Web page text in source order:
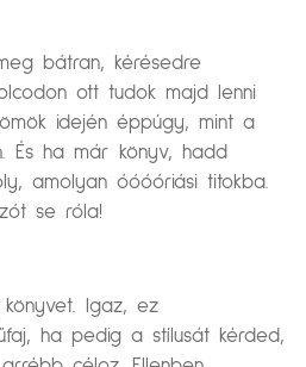
bátran, kérésedre
ott tudok majd lenni
idején éppúgy, mint a
És ha már könyv, hadd
amolyan óóóóriási titokba.
se róla!
Igaz, ez
ha pedig a stílusát kérded,